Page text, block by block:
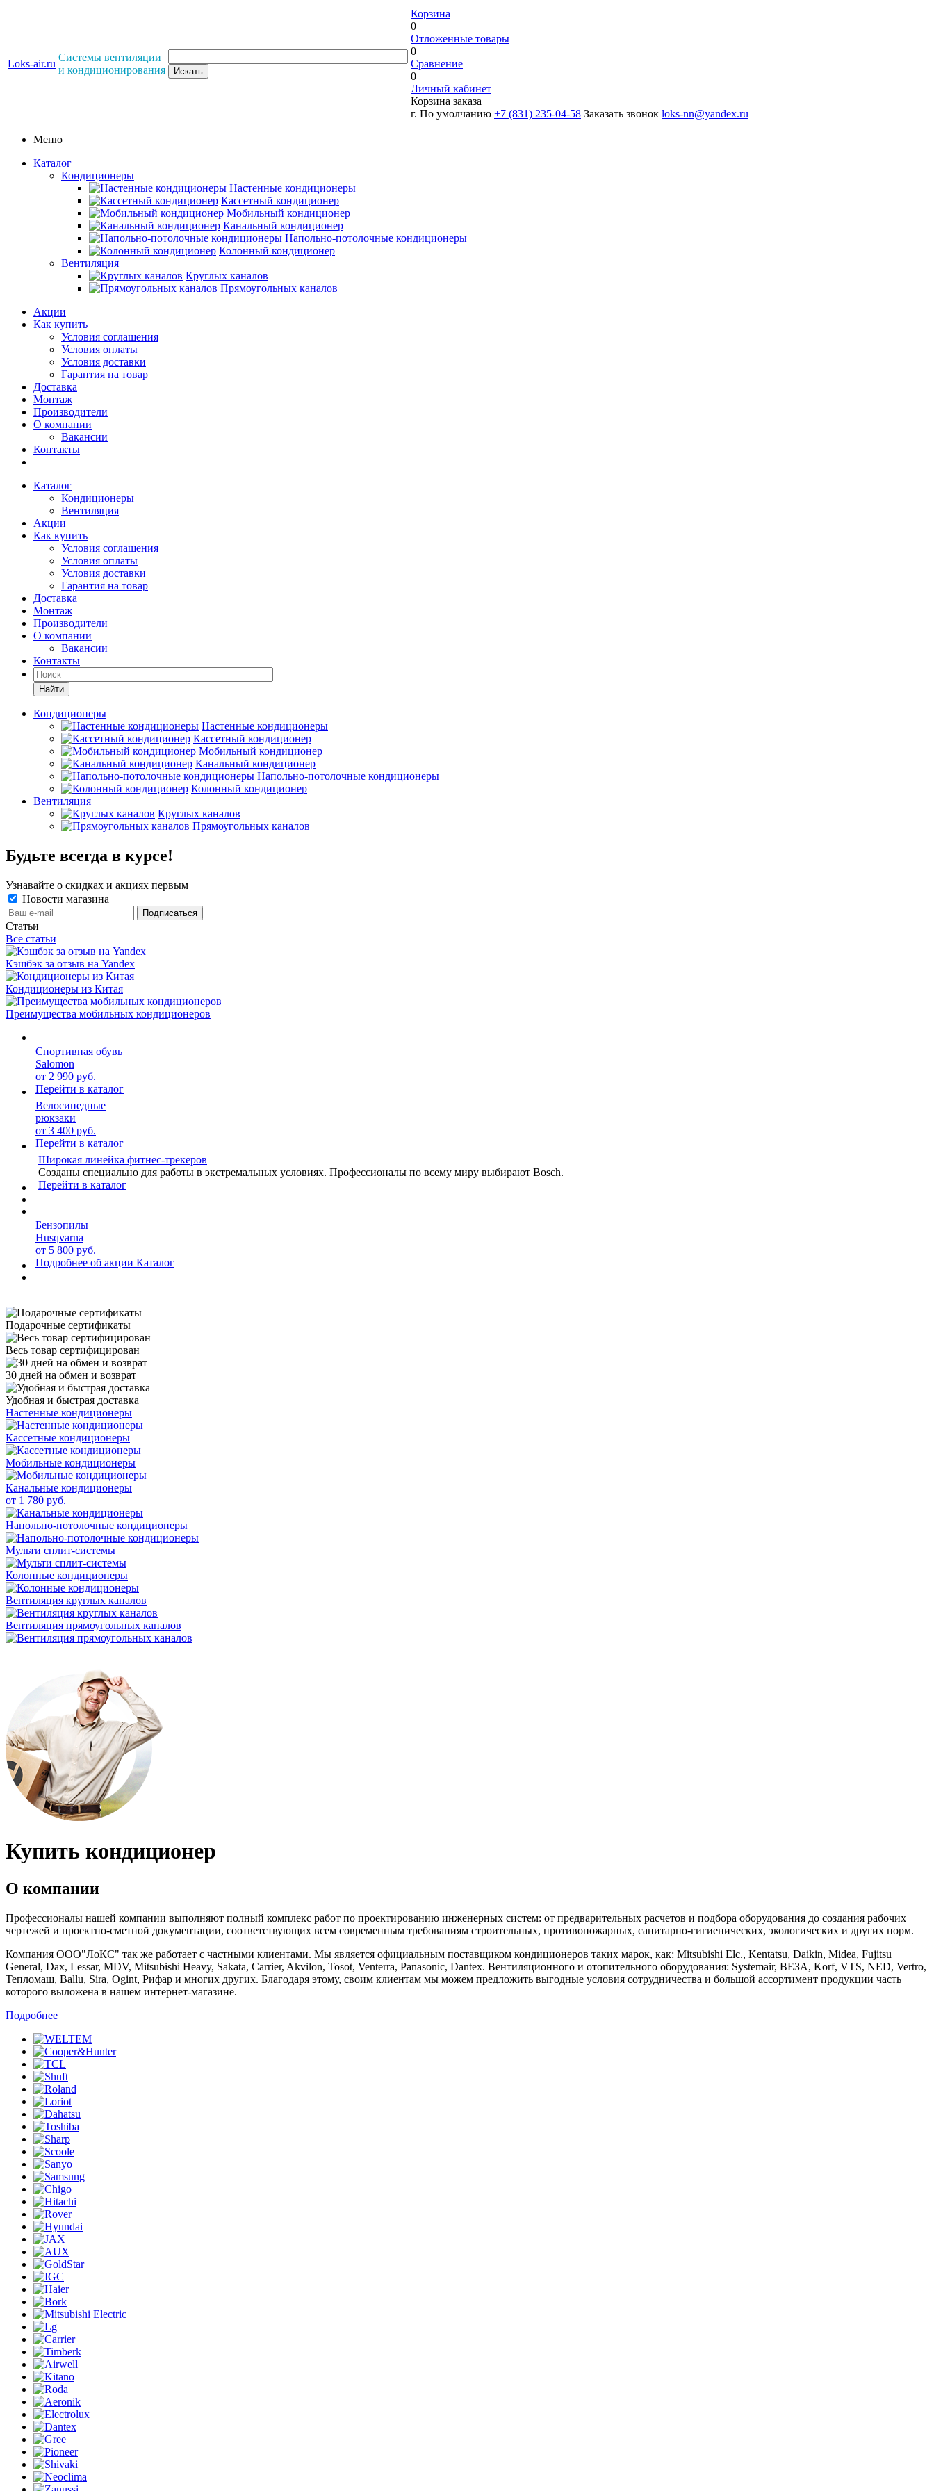
Loks-air.ru
Системы вентиляции
и кондиционирования
Корзина
0
Отложенные товары
0
Сравнение
0
Личный кабинет
Корзина заказа
г. По умолчанию +7 (831) 235-04-58 Заказать звонок loks-nn@yandex.ru
Меню
Каталог
Кондиционеры
Настенные кондиционеры
Кассетный кондиционер
Мобильный кондиционер
Канальный кондиционер
Напольно-потолочные кондиционеры
Колонный кондиционер
Вентиляция
Круглых каналов
Прямоугольных каналов
Акции
Как купить
Условия соглашения
Условия оплаты
Условия доставки
Гарантия на товар
Доставка
Монтаж
Производители
О компании
Вакансии
Контакты
Каталог
Кондиционеры
Вентиляция
Акции
Как купить
Условия соглашения
Условия оплаты
Условия доставки
Гарантия на товар
Доставка
Монтаж
Производители
О компании
Вакансии
Контакты
Кондиционеры
Настенные кондиционеры
Кассетный кондиционер
Мобильный кондиционер
Канальный кондиционер
Напольно-потолочные кондиционеры
Колонный кондиционер
Вентиляция
Круглых каналов
Прямоугольных каналов
Будьте всегда в курсе!
Узнавайте о скидках и акциях первым
Новости магазина
Статьи
Все статьи
Кэшбэк за отзыв на Yandex
Кондиционеры из Китая
Преимущества мобильных кондиционеров
Спортивная обувь
Salomon
от 2 990 руб.
Перейти в каталог
Велосипедные
рюкзаки
от 3 400 руб.
Перейти в каталог
Широкая линейка фитнес-трекеров
Созданы специально для работы в экстремальных условиях. Профессионалы по всему миру выбирают Bosch.
Перейти в каталог
Бензопилы
Husqvarna
от 5 800 руб.
Подробнее об акции Каталог
Подарочные сертификаты
Весь товар сертифицирован
30 дней на обмен и возврат
Удобная и быстрая доставка
Настенные кондиционеры
Кассетные кондиционеры
Мобильные кондиционеры
Канальные кондиционеры
от 1 780 руб.
Напольно-потолочные кондиционеры
Мульти сплит-системы
Колонные кондиционеры
Вентиляция круглых каналов
Вентиляция прямоугольных каналов
Купить кондиционер
О компании
Профессионалы нашей компании выполняют полный комплекс работ по проектированию инженерных систем: от предварительных расчетов и подбора оборудования до создания рабочих
чертежей и проектно-сметной документации, соответствующих всем современным требованиям строительных, противопожарных, санитарно-гигиенических, экологических и других норм.
Компания ООО"ЛоКС" так же работает с частными клиентами. Мы является официальным поставщиком кондиционеров таких марок, как: Mitsubishi Elc., Kentatsu, Daikin, Midea, Fujitsu
General, Dax, Lessar, MDV, Mitsubishi Heavy, Sakata, Carrier, Akvilon, Tosot, Venterra, Panasonic, Dantex. Вентиляционного и отопительного оборудования: Systemair, ВЕЗА, Korf, VTS, NED, Vertro,
Тепломаш, Ballu, Sira, Ogint, Рифар и многих других. Благодаря этому, своим клиентам мы можем предложить выгодные условия сотрудничества и большой ассортимент продукции часть
которого выложена в нашем интернет-магазине.
Подробнее